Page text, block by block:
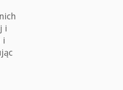
i
i